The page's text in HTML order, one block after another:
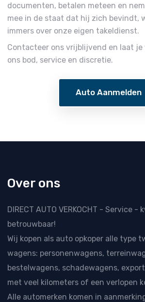
documenten, betalen meteen en
mee in de staat dat hij zich bevindt,
immers over onze eigen takeldienst.
Contacteer ons vrijblijvend en laat je
ons bod, service en discretie.
Auto Aanmelden
Over ons
DIRECT AUTO VERKOCHT - Service -
betrouwbaar!
Wij kopen als auto opkoper alle type
wagens: personenwagens,
bestelwagens, schadewagens,
met veel kilometers of een verlopen
Alle automerken komen in